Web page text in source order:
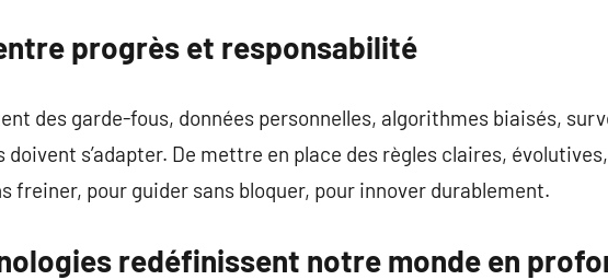
progrès et responsabilité
des garde-fous, données personnelles, algorithmes biaisés,
s’adapter. De mettre en place des règles claires, évolutives,
freiner, pour guider sans bloquer, pour innover durablement.
redéfinissent notre monde en